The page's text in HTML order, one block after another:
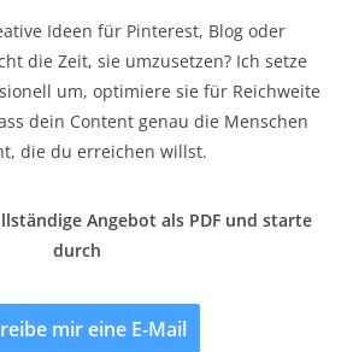
Ideen für Pinterest, Blog oder
die Zeit, sie umzusetzen? Ich setze
um, optimiere sie für Reichweite
dein Content genau die Menschen
die du erreichen willst.
Angebot als PDF und starte
durch
mir eine E-Mail